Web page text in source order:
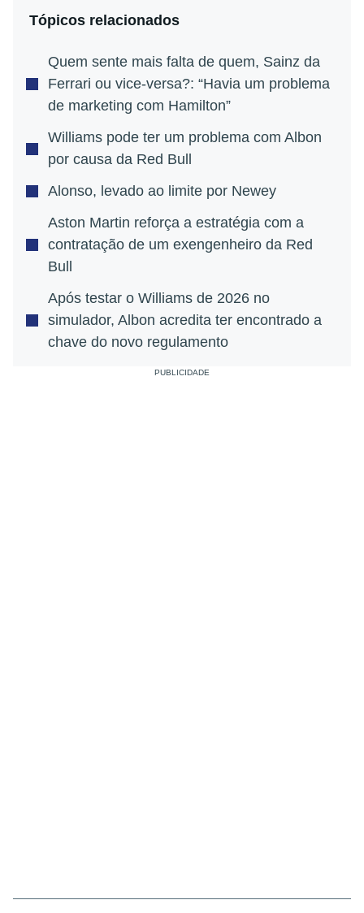
Tópicos relacionados
Quem sente mais falta de quem, Sainz da
Ferrari ou vice-versa?: “Havia um problema
de marketing com Hamilton”
Williams pode ter um problema com Albon
por causa da Red Bull
Alonso, levado ao limite por Newey
Aston Martin reforça a estratégia com a
contratação de um exengenheiro da Red
Bull
Após testar o Williams de 2026 no
simulador, Albon acredita ter encontrado a
chave do novo regulamento